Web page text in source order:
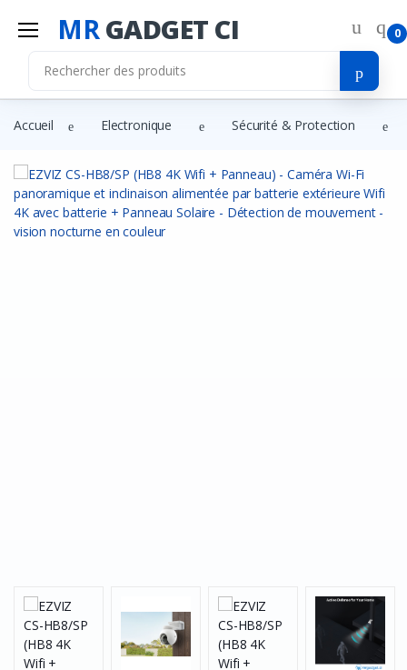
MRGADGET CI 0
Accueil Electronique Sécurité & Protection